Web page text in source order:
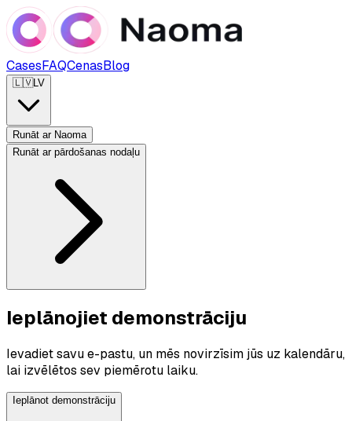
CasesFAQCenasBlog
🇱🇻LV
Runāt ar Naoma
Runāt ar pārdošanas nodaļu
Ieplānojiet demonstrāciju
Ievadiet savu e-pastu, un mēs novirzīsim jūs uz kalendāru,
lai izvēlētos sev piemērotu laiku.
Ieplānot demonstrāciju